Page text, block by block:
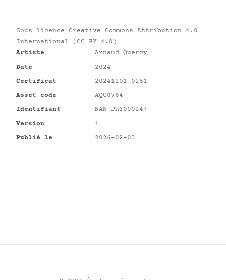
Sous licence Creative Commons Attribution 4.0
International (CC BY 4.0)
Artiste
Arnaud Quercy
Date
2024
Certificat
20241201-0261
Asset code
AQC0764
Identifiant
NAN-PHY000247
Version
1
Publié le
2026-02-03